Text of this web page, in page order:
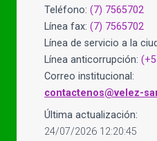
Teléfono: (7) 7565702
Línea fax: (7) 7565702
Línea de servicio a la
Línea anticorrupción:
Correo institucional:
contactenos@velez-
Última actualización:
24/07/2026 12:20:45